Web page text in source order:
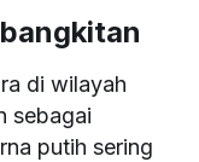
di wilayah
sebagai
putih sering